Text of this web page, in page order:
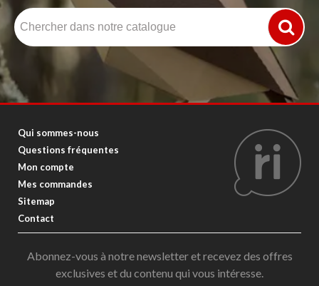
Qui sommes-nous
Questions fréquentes
Mon compte
Mes commandes
Sitemap
Contact
Abonnez-vous à notre newsletter et recevez des offres
exclusives et du contenu qui vous intéresse.